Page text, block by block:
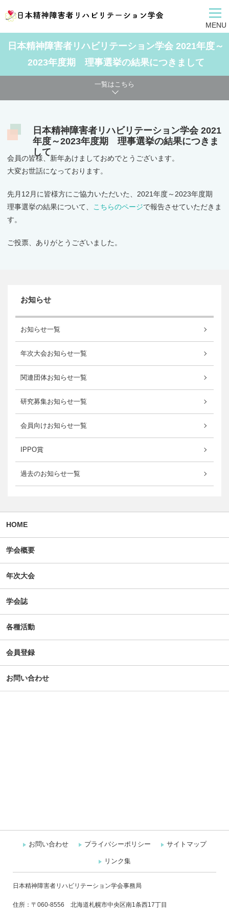
MENU
日本精神障害者リハビリテーション学会 2021年度～
2023年度期 理事選挙の結果につきまして
一覧はこちら
日本精神障害者リハビリテーション学会 2021
年度～2023年度期 理事選挙の結果につきま
して
会員の皆様、新年あけましておめでとうございます。
大変お世話になっております。
先月12月に皆様方にご協力いただいた、2021年度～2023年度期
理事選挙の結果について、
こちらのページで報告させていただきま
す。
ご投票、ありがとうございました。
お知らせ
お知らせ一覧
年次大会お知らせ一覧
関連団体お知らせ一覧
研究募集お知らせ一覧
会員向けお知らせ一覧
IPPO賞
過去のお知らせ一覧
HOME
学会概要
年次大会
学会誌
各種活動
会員登録
お問い合わせ
お問い合わせ プライバシーポリシー サイトマップ
リンク集
日本精神障害者リハビリテーション学会事務局
住所：〒060-8556 北海道札幌市中央区南1条西17丁目